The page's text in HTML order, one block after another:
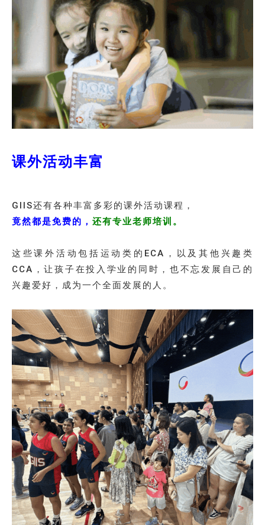
课外活动丰富
GIIS还有各种丰富多彩的课外活动课程，
竟然都是免费的， 还有专业老师培训。
这些课外活动包括运动类的ECA，以及其他兴趣类
CCA，让孩子在投入学业的同时，也不忘发展自己的
兴趣爱好，成为一个全面发展的人。